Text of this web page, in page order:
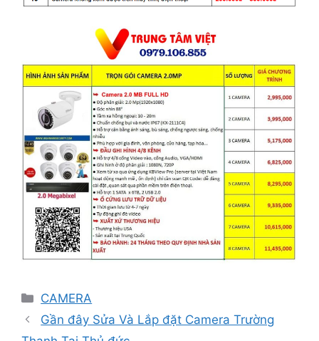
Danh
mục
CAMERA
Gần đây Sửa Và Lắp đặt Camera Trường